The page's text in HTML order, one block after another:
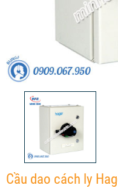
Cầu dao cách ly